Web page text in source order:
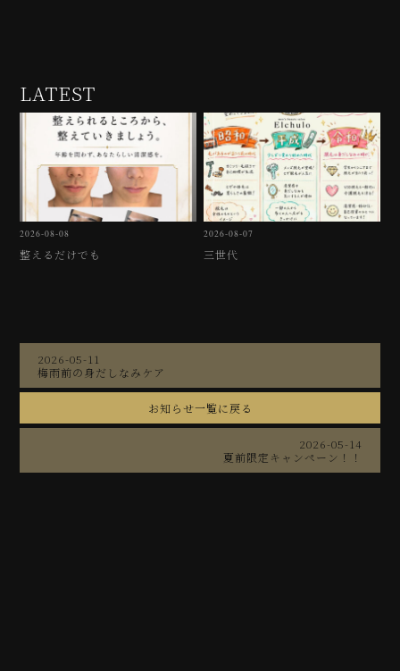
LATEST
2026-08-08
整えるだけでも
2026-08-07
三世代
2026-05-11
梅雨前の身だしなみケア
お知らせ一覧に戻る
2026-05-14
夏前限定キャンペーン！！